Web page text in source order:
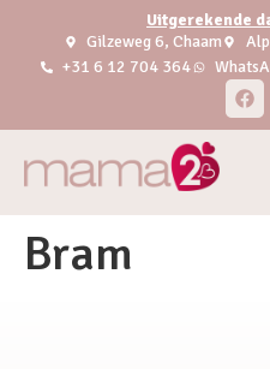
Uitgerekende
Gilzeweg 6, Chaam
+31 6 12 704 364
Bram